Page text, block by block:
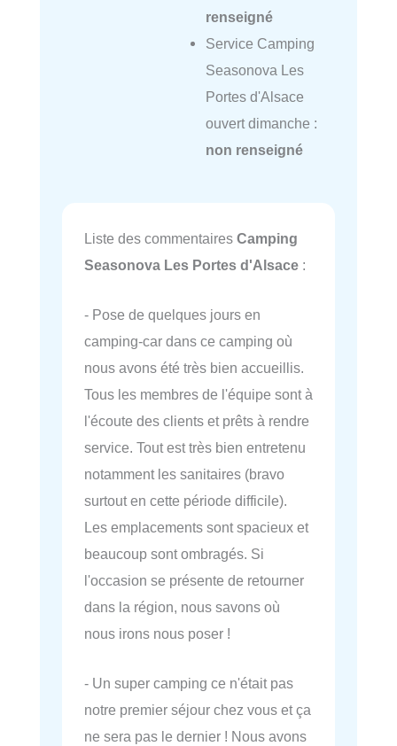
renseigné
Service Camping
Seasonova Les
Portes d'Alsace
ouvert dimanche :
non renseigné
Liste des commentaires Camping
Seasonova Les Portes d'Alsace :
- Pose de quelques jours en
camping-car dans ce camping où
nous avons été très bien accueillis.
Tous les membres de l'équipe sont à
l'écoute des clients et prêts à rendre
service. Tout est très bien entretenu
notamment les sanitaires (bravo
surtout en cette période difficile).
Les emplacements sont spacieux et
beaucoup sont ombragés. Si
l'occasion se présente de retourner
dans la région, nous savons où
nous irons nous poser !
- Un super camping ce n'était pas
notre premier séjour chez vous et ça
ne sera pas le dernier ! Nous avons